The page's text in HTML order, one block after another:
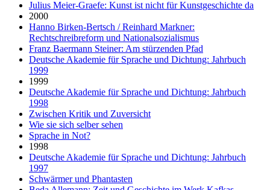
Julius Meier-Graefe: Kunst ist nicht für Kunstgeschichte da
2000
Hanno Birken-Bertsch / Reinhard Markner:
Rechtschreibreform und Nationalsozialismus
Franz Baermann Steiner: Am stürzenden Pfad
Deutsche Akademie für Sprache und Dichtung: Jahrbuch
1999
1999
Deutsche Akademie für Sprache und Dichtung: Jahrbuch
1998
Zwischen Kritik und Zuversicht
Wie sie sich selber sehen
Sprache in Not?
1998
Deutsche Akademie für Sprache und Dichtung: Jahrbuch
1997
Schwärmer und Phantasten